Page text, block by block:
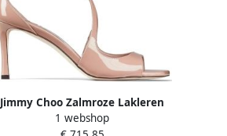
Jimmy Choo Zalmroze Lakleren
Sandalen Pink Dames
1 webshop